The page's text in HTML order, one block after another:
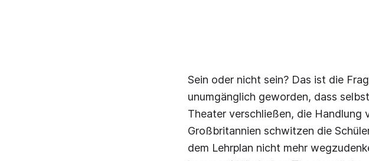
Sein oder nicht sein? Das ist die
unumgänglich geworden, dass
Theater verschließen, die Handlung
Großbritannien schwitzen die
dem Lehrplan nicht mehr